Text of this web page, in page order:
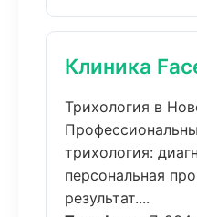
Клиника
Трихология в
трихология:
персональная
результат....